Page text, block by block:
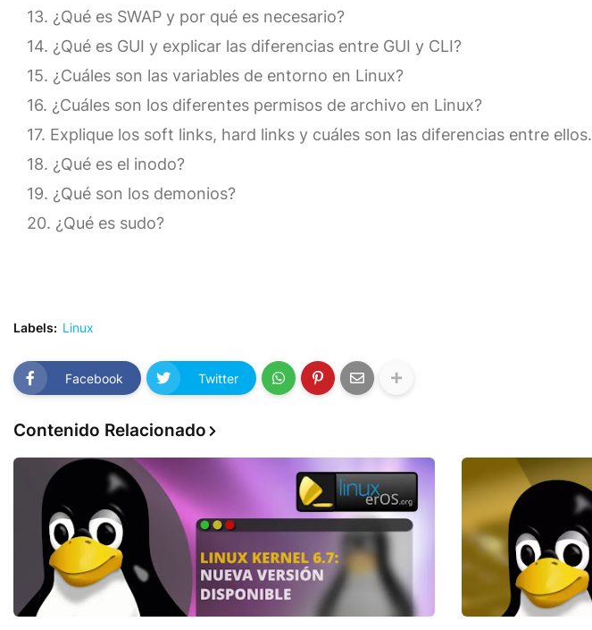
¿Qué es SWAP y por qué es necesario?
¿Qué es GUI y explicar las diferencias entre GUI y CLI?
¿Cuáles son las variables de entorno en Linux?
¿Cuáles son los diferentes permisos de archivo en Linux?
Explique los soft links, hard links y cuáles son las diferencias entre ellos.
¿Qué es el inodo?
¿Qué son los demonios?
¿Qué es sudo?
Labels: Linux
Facebook Twitter
Contenido Relacionado